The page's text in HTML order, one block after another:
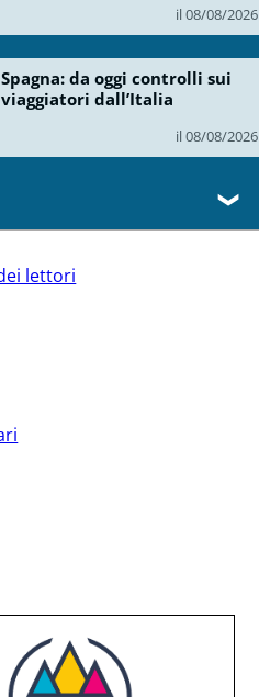
il 08/08/2026
Spagna: da oggi controlli sui
viaggiatori dall’Italia
il 08/08/2026
❯